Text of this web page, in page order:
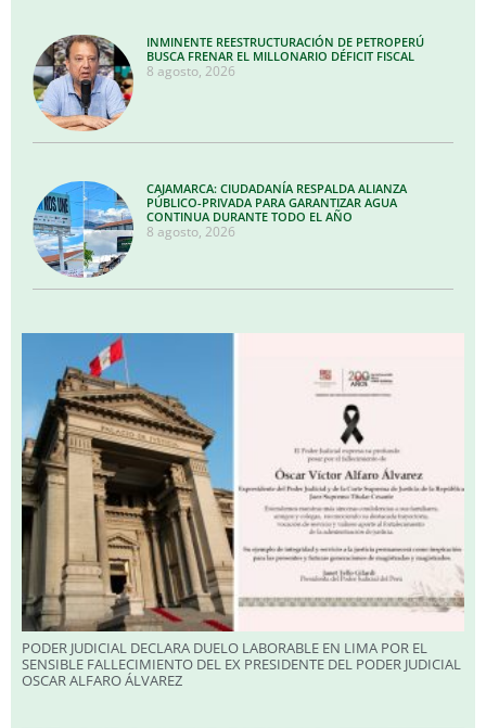
INMINENTE REESTRUCTURACIÓN DE PETROPERÚ
BUSCA FRENAR EL MILLONARIO DÉFICIT FISCAL
8 agosto, 2026
CAJAMARCA: CIUDADANÍA RESPALDA ALIANZA
PÚBLICO-PRIVADA PARA GARANTIZAR AGUA
CONTINUA DURANTE TODO EL AÑO
8 agosto, 2026
PODER JUDICIAL DECLARA DUELO LABORABLE EN LIMA POR EL
SENSIBLE FALLECIMIENTO DEL EX PRESIDENTE DEL PODER JUDICIAL
OSCAR ALFARO ÁLVAREZ